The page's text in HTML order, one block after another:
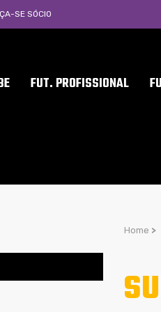
SE SÓCIO
FUT. PROFISSIONAL
Home >